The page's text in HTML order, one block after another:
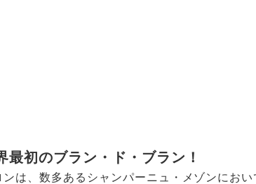
最初のブラン・ド・ブラン！
ンは、数多あるシャンパーニュ・メゾンにお